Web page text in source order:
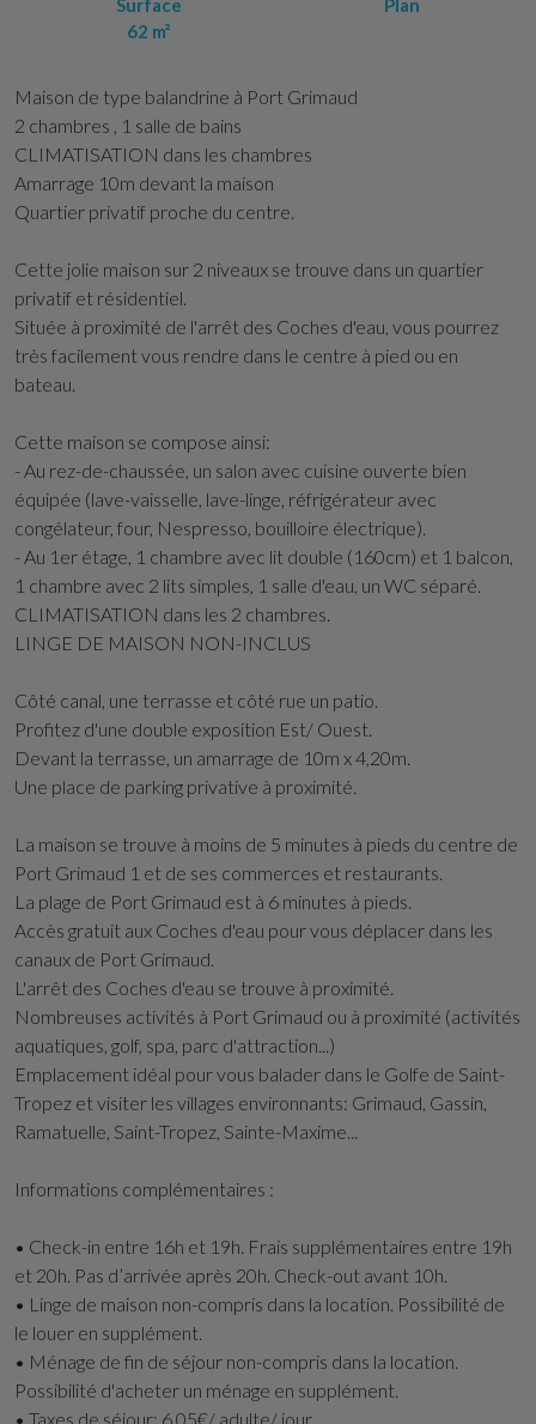
Surface
62 m²
Plan
Maison de type balandrine à Port Grimaud
2 chambres , 1 salle de bains
CLIMATISATION dans les chambres
Amarrage 10m devant la maison
Quartier privatif proche du centre.
Cette jolie maison sur 2 niveaux se trouve dans un quartier
privatif et résidentiel.
Située à proximité de l'arrêt des Coches d'eau, vous pourrez
très facilement vous rendre dans le centre à pied ou en
bateau.
Cette maison se compose ainsi:
- Au rez-de-chaussée, un salon avec cuisine ouverte bien
équipée (lave-vaisselle, lave-linge, réfrigérateur avec
congélateur, four, Nespresso, bouilloire électrique).
- Au 1er étage, 1 chambre avec lit double (160cm) et 1 balcon,
1 chambre avec 2 lits simples, 1 salle d'eau, un WC séparé.
CLIMATISATION dans les 2 chambres.
LINGE DE MAISON NON-INCLUS
Côté canal, une terrasse et côté rue un patio.
Profitez d'une double exposition Est/ Ouest.
Devant la terrasse, un amarrage de 10m x 4,20m.
Une place de parking privative à proximité.
La maison se trouve à moins de 5 minutes à pieds du centre de
Port Grimaud 1 et de ses commerces et restaurants.
La plage de Port Grimaud est à 6 minutes à pieds.
Accès gratuit aux Coches d'eau pour vous déplacer dans les
canaux de Port Grimaud.
L'arrêt des Coches d'eau se trouve à proximité.
Nombreuses activités à Port Grimaud ou à proximité (activités
aquatiques, golf, spa, parc d'attraction...)
Emplacement idéal pour vous balader dans le Golfe de Saint-
Tropez et visiter les villages environnants: Grimaud, Gassin,
Ramatuelle, Saint-Tropez, Sainte-Maxime...
Informations complémentaires :
• Check-in entre 16h et 19h. Frais supplémentaires entre 19h
et 20h. Pas d’arrivée après 20h. Check-out avant 10h.
• Linge de maison non-compris dans la location. Possibilité de
le louer en supplément.
• Ménage de fin de séjour non-compris dans la location.
Possibilité d'acheter un ménage en supplément.
• Taxes de séjour: 6,05€/ adulte/ jour.